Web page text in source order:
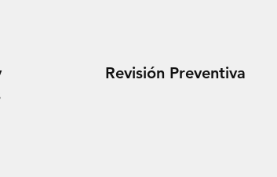
Revisión Preventiva